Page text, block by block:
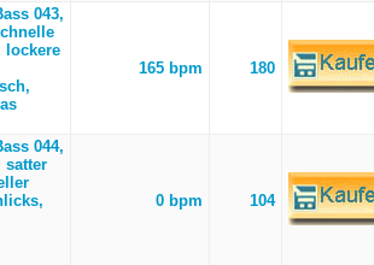
043,
lockere
165 bpm 180
044,
satter
0 bpm 104